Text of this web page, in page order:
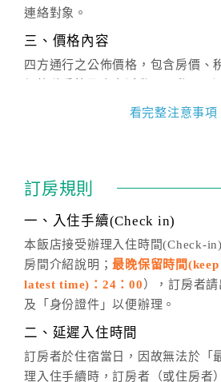
連絡對象。
三、價格內容
四方通行之公佈價格，包含房價、
價」之當日價格為標準。
話方式異動訂單。
※非客服時間之申辦異動，皆為次
五、客服時間
週一至週日，上午9:00～晚上6:00
六、聯絡方式
(07)9682715 。
看完整注意事項
訂房規則
一、入住手續(Check in)
本飯店接受辦理入住時間(Check-
房間介紹說明；最晚保留時間
latest time)：24：00 ），訂房者請
及「身份證件」以便辦理。
二、延遲入住時間
訂房者於住宿當日，因故無法於「
理入住手續時，訂房者（或住房者